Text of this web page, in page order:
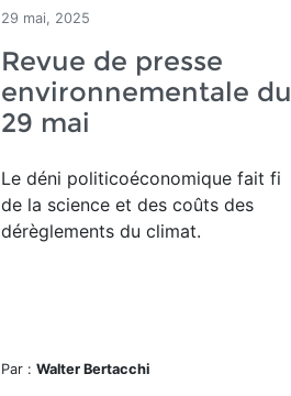
29 mai, 2025
Revue de presse
environnementale du
29 mai
Le déni politicoéconomique fait fi
de la science et des coûts des
dérèglements du climat.
Par : Walter Bertacchi